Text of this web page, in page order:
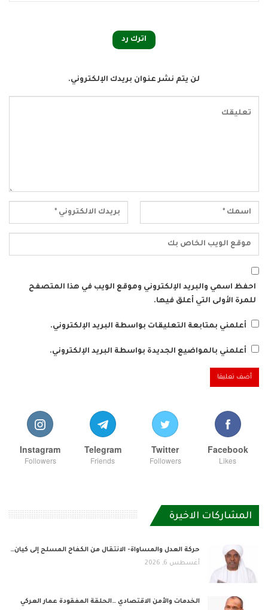
اترك رد
لن يتم نشر عنوان بريدك الإلكتروني.
احفظ اسمي والبريد الإلكتروني وموقع الويب في هذا المتصفح
للمرة الأولى التي أعلق فيها.
أعلمني بمتابعة التعليقات بواسطة البريد الإلكتروني.
أعلمني بالمواضيع الجديدة بواسطة البريد الإلكتروني.
Facebook
Likes
Twitter
Followers
Telegram
Friends
Instagram
Followers
المشاركات الاخيرة
حركة العدل والمساواة- الانتقال من الكفاح المسلح إلى كيان…
أغسطس 6, 2026
الخدمات والأمن الاقتصادي …الحلقة المفقودة عمار العركي